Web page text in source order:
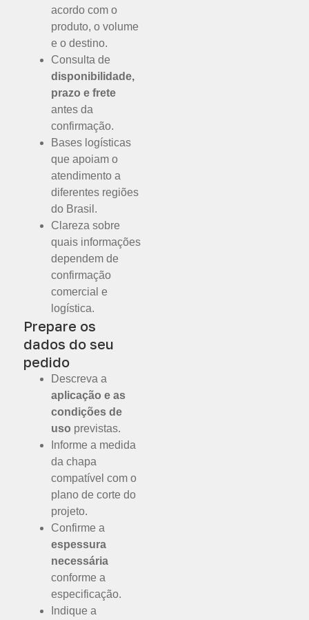
acordo com o
produto, o volume
e o destino.
Consulta de
disponibilidade,
prazo e frete
antes da
confirmação.
Bases logísticas
que apoiam o
atendimento a
diferentes regiões
do Brasil.
Clareza sobre
quais informações
dependem de
confirmação
comercial e
logística.
Prepare os
dados do seu
pedido
Descreva a
aplicação e as
condições de
uso previstas.
Informe a medida
da chapa
compatível com o
plano de corte do
projeto.
Confirme a
espessura
necessária
conforme a
especificação.
Indique a